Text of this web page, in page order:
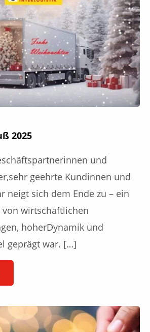
2025
und
geehrte Kundinnen und
neigt sich dem Ende zu – ein
von wirtschaftlichen
hoherDynamik und
geprägt war. […]